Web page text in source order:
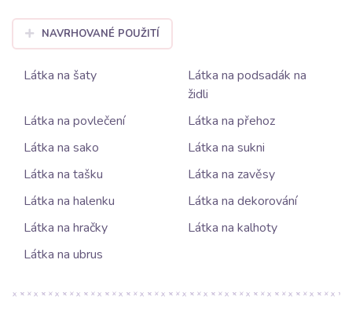
NAVRHOVANÉ POUŽITÍ
Látka na šaty
Látka na podsadák na
židli
Látka na povlečení
Látka na přehoz
Látka na sako
Látka na sukni
Látka na tašku
Látka na zavěsy
Látka na halenku
Látka na dekorování
Látka na hračky
Látka na kalhoty
Látka na ubrus